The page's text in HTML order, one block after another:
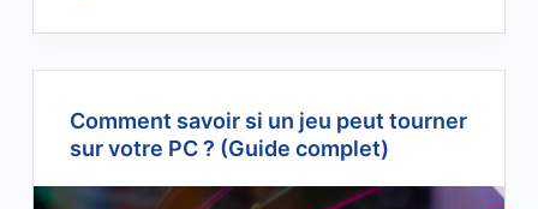
Comment savoir si un jeu peut tourner
sur votre PC ? (Guide complet)